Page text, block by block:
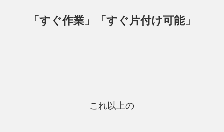
「すぐ作業」「すぐ片付け可能」
これ以上の